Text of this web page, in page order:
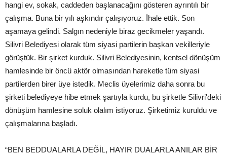
hangi ev, sokak, caddeden başlanacağını gösteren ayrıntılı bir
çalışma. Buna bir yılı aşkındır çalışıyoruz. İhale ettik. Son
aşamaya gelindi. Salgın nedeniyle biraz gecikmeler yaşandı.
Silivri Belediyesi olarak tüm siyasi partilerin başkan vekilleriyle
görüştük. Bir şirket kurduk. Silivri Belediyesinin, kentsel dönüşüm
hamlesinde bir öncü aktör olmasından hareketle tüm siyasi
partilerden birer üye istedik. Meclis üyelerimiz daha sonra bu
şirketi belediyeye hibe etmek şartıyla kurdu, bu şirketle Silivri'deki
dönüşüm hamlesine soluk olalım istiyoruz. Şirketimiz kuruldu ve
çalışmalarına başladı.
“BEN BEDDUALARLA DEĞİL, HAYIR DUALARLA ANILAR BİR